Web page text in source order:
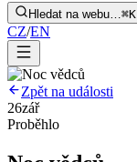
Hledat na webu…⌘K
CZ/EN
Zpět na události
26zář
Proběhlo